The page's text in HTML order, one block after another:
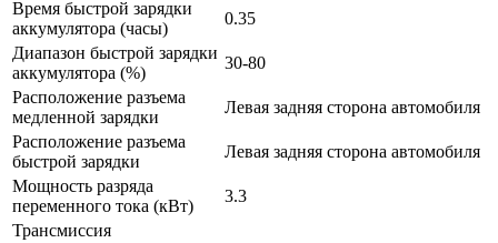
Время быстрой зарядки
аккумулятора (часы)
0.35
Диапазон быстрой зарядки
аккумулятора (%)
30-80
Расположение разъема
медленной зарядки
Левая задняя сторона автомобиля
Расположение разъема
быстрой зарядки
Левая задняя сторона автомобиля
Мощность разряда
переменного тока (кВт)
3.3
Трансмиссия